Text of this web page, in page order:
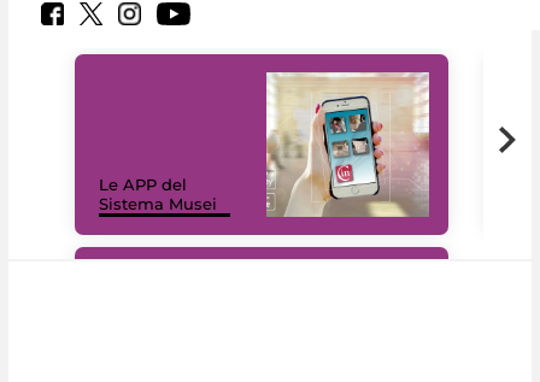
Le APP del
Sistema Musei